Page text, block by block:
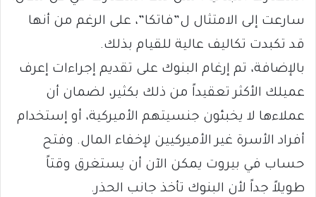
سارعت إلى الامتثال ل”فاتكا”، على الرغم من أنها
قد تكبدت تكاليف عالية للقيام بذلك.
بالإضافة، تم إرغام البنوك على تقديم إجراءات إعرف
عميلك الأكثر تعقيداً من ذلك بكثير، لضمان أن
عملاءها لا يخبئون جنسيتهم الأميركية، أو إستخدام
أفراد الأسرة غير الأميركيين لإخفاء المال. وفتح
حساب في بيروت يمكن الآن أن يستغرق وقتاً
طويلاً جداً لأن البنوك تأخذ جانب الحذر.